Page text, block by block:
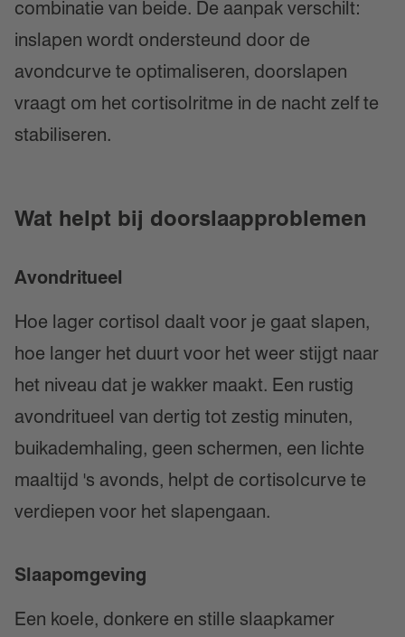
combinatie van beide. De aanpak verschilt:
inslapen wordt ondersteund door de
avondcurve te optimaliseren, doorslapen
vraagt om het cortisolritme in de nacht zelf te
stabiliseren.
Wat helpt bij doorslaapproblemen
Avondritueel
Hoe lager cortisol daalt voor je gaat slapen,
hoe langer het duurt voor het weer stijgt naar
het niveau dat je wakker maakt. Een rustig
avondritueel van dertig tot zestig minuten,
buikademhaling, geen schermen, een lichte
maaltijd 's avonds, helpt de cortisolcurve te
verdiepen voor het slapengaan.
Slaapomgeving
Een koele, donkere en stille slaapkamer